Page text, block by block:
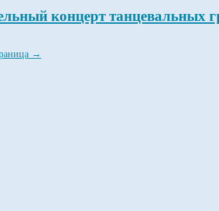
концерт танцевальных
→